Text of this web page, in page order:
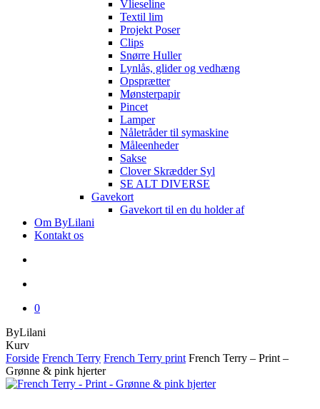
Vlieseline
Textil lim
Projekt Poser
Clips
Snørre Huller
Lynlås, glider og vedhæng
Opsprætter
Mønsterpapir
Pincet
Lamper
Nåletråder til symaskine
Måleenheder
Sakse
Clover Skrædder Syl
SE ALT DIVERSE
Gavekort
Gavekort til en du holder af
Om ByLilani
Kontakt os
0
ByLilani
KurvClose
Cart
Forside French Terry French Terry print French Terry – Print –
Grønne & pink hjerter